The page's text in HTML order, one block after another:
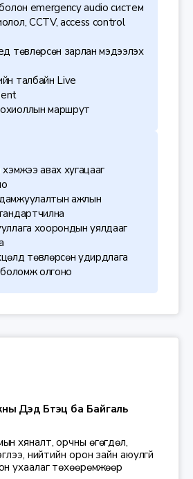
emergency audio систем
CCTV, access control
төвлөрсөн зарлан мэдээлэх
талбайн Live
маршрут
авах хугацааг
ажлын
хоорондын уялдааг
төвлөрсөн удирдлага
боломж олгоно
Дэд Бүтэц ба Байгаль
хяналт, орчны өгөгдөл,
нийтийн орон зайн аюулгүй
ухаалаг төхөөрөмжөөр